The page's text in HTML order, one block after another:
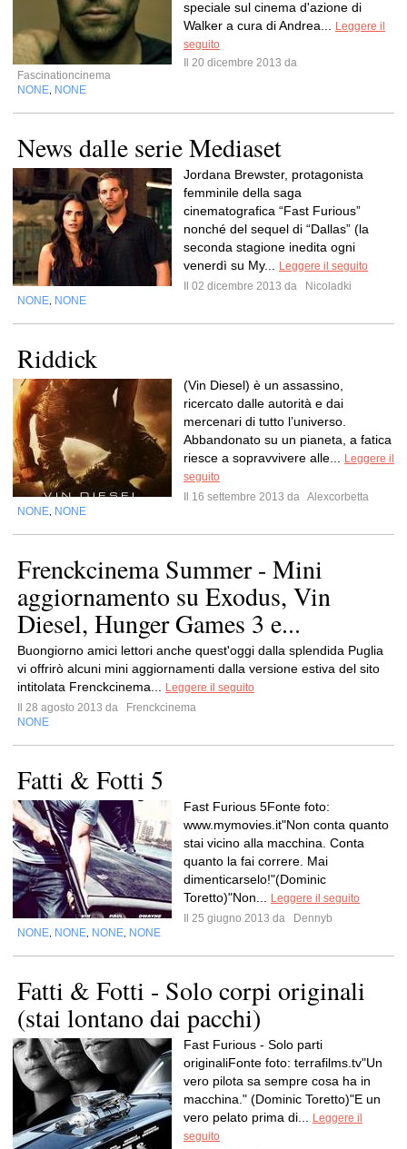
speciale sul cinema d'azione di
Walker a cura di Andrea...
Leggere il
seguito
Il 20 dicembre 2013 da
Fascinationcinema
NONE NONE
News dalle serie Mediaset
Jordana Brewster, protagonista
femminile della saga
cinematografica “Fast Furious”
nonché del sequel di “Dallas” (la
seconda stagione inedita ogni
venerdì su My...
Leggere il seguito
Il 02 dicembre 2013 da
Nicoladki
NONE NONE
Riddick
(Vin Diesel) è un assassino,
ricercato dalle autorità e dai
mercenari di tutto l’universo.
Abbandonato su un pianeta, a fatica
riesce a sopravvivere alle...
Leggere il
seguito
Il 16 settembre 2013 da Alexcorbetta
NONE NONE
Frenckcinema Summer - Mini
aggiornamento su Exodus, Vin
Diesel, Hunger Games 3 e...
Buongiorno amici lettori anche quest'oggi dalla splendida Puglia
vi offrirò alcuni mini aggiornamenti dalla versione estiva del sito
intitolata Frenckcinema...
Leggere il seguito
Il 28 agosto 2013 da
Frenckcinema
NONE
Fatti & Fotti 5
Fast Furious 5Fonte foto:
www.mymovies.it"Non conta quanto
stai vicino alla macchina. Conta
quanto la fai correre. Mai
dimenticarselo!"(Dominic
Toretto)"Non...
Leggere il seguito
Il 25 giugno 2013 da
Dennyb
NONE NONE NONE NONE
Fatti & Fotti - Solo corpi originali
(stai lontano dai pacchi)
Fast Furious - Solo parti
originaliFonte foto: terrafilms.tv"Un
vero pilota sa sempre cosa ha in
macchina." (Dominic Toretto)"E un
vero pelato prima di...
Leggere il
seguito